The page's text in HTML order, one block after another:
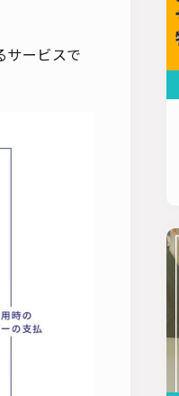
サービスで